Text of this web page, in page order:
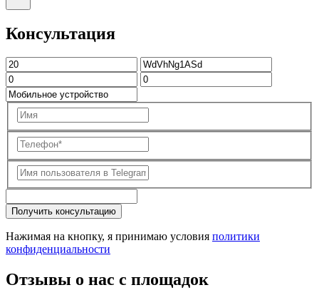
Консультация
Получить консультацию
Нажимая на кнопку, я принимаю условия политики
конфиденциальности
Отзывы о нас с площадок